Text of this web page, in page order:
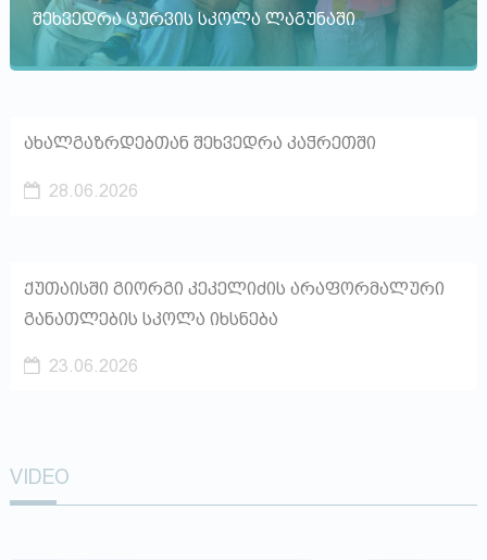
შეხვედრა ცურვის სკოლა ლაგუნაში
ახალგაზრდებთან შეხვედრა კაჭრეთში
28.06.2026
ქუთაისში გიორგი კეკელიძის არაფორმალური
განათლების სკოლა იხსნება
23.06.2026
VIDEO